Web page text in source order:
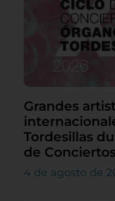
Grandes
Tordesillas
de
4 de agosto de